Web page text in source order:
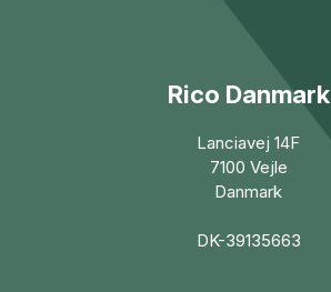
Rico Danmark
Lanciavej 14F
7100 Vejle
Danmark
DK-39135663